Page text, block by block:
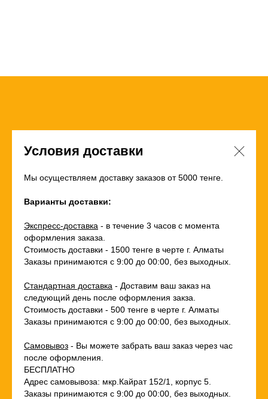
Условия доставки
Мы осуществляем доставку заказов от 5000 тенге.
Варианты доставки:
Экспресс-доставка - в течение 3 часов с момента
оформления заказа.
Стоимость доставки - 1500 тенге в черте г. Алматы
Заказы принимаются с 9:00 до 00:00, без выходных.
Стандартная доставка - Доставим ваш заказ на
следующий день после оформления закза.
Стоимость доставки - 500 тенге в черте г. Алматы
Заказы принимаются с 9:00 до 00:00, без выходных.
Самовывоз - Вы можете забрать ваш заказ через час
после оформления.
БЕСПЛАТНО
Адрес самовывоза: мкр.Кайрат 152/1, корпус 5.
Заказы принимаются с 9:00 до 00:00, без выходных.